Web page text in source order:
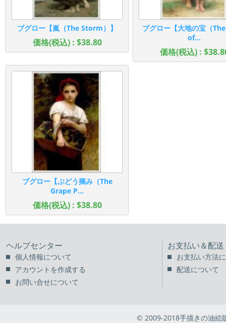
ブグロー【嵐（The Storm）】
価格(税込) : $38.80
ブグロー【大地の宝（
of...
価格(税込) :
ブグロー【ぶどう摘み（The
Grape P...
価格(税込) : $38.80
ヘルプセンター
個人情報について
アカウントを作成する
お問い合せについて
お支払い＆配送
お支払い方法
配送について
© 2009-2018手描きの油絵